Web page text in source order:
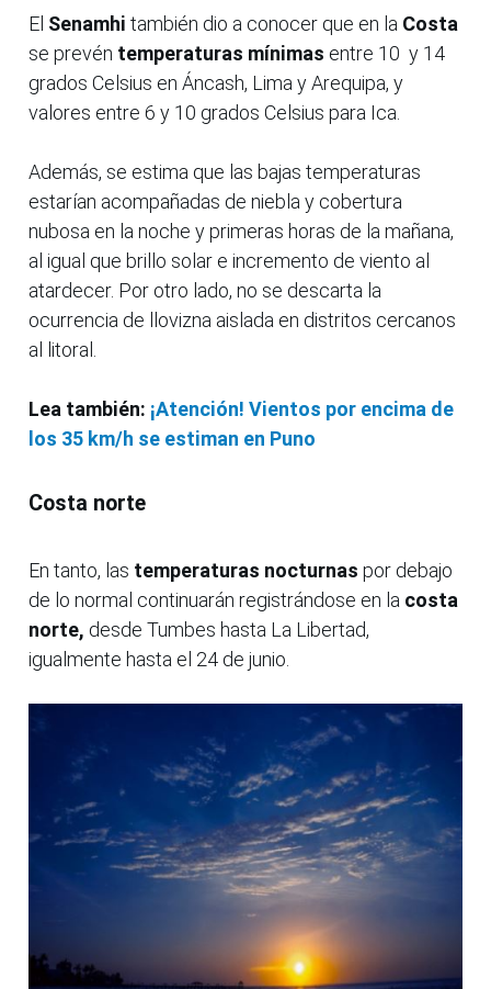
El Senamhi también dio a conocer que en la Costa
se prevén temperaturas mínimas entre 10 y 14
grados Celsius en Áncash, Lima y Arequipa, y
valores entre 6 y 10 grados Celsius para Ica.
Además, se estima que las bajas temperaturas
estarían acompañadas de niebla y cobertura
nubosa en la noche y primeras horas de la mañana,
al igual que brillo solar e incremento de viento al
atardecer. Por otro lado, no se descarta la
ocurrencia de llovizna aislada en distritos cercanos
al litoral.
Lea también: ¡Atención! Vientos por encima de
los 35 km/h se estiman en Puno
Costa norte
En tanto, las temperaturas nocturnas por debajo
de lo normal continuarán registrándose en la costa
norte, desde Tumbes hasta La Libertad,
igualmente hasta el 24 de junio.